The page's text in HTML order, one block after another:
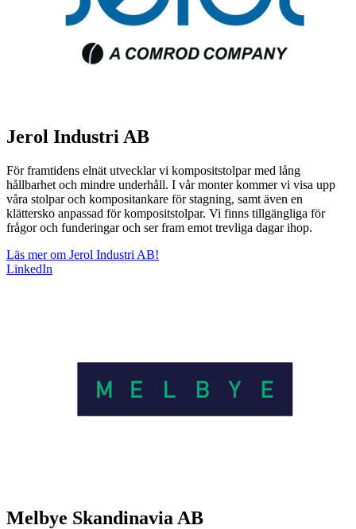
Jerol Industri AB
För framtidens elnät utvecklar vi kompositstolpar med lång
hållbarhet och mindre underhåll. I vår monter kommer vi visa upp
våra stolpar och kompositankare för stagning, samt även en
klättersko anpassad för kompositstolpar. Vi finns tillgängliga för
frågor och funderingar och ser fram emot trevliga dagar ihop.
Läs mer om Jerol Industri AB!
LinkedIn
Melbye Skandinavia AB